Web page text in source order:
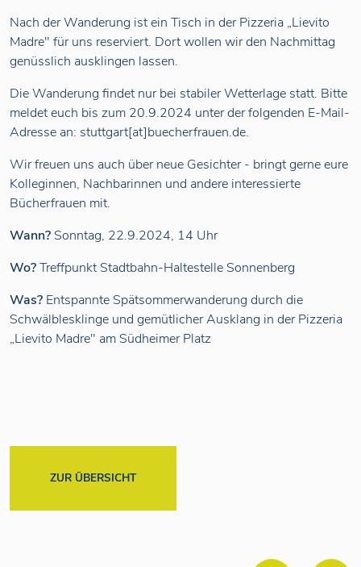
Nach der Wanderung ist ein Tisch in der Pizzeria „Lievito
Madre" für uns reserviert. Dort wollen wir den Nachmittag
genüsslich ausklingen lassen.
Die Wanderung findet nur bei stabiler Wetterlage statt. Bitte
meldet euch bis zum 20.9.2024 unter der folgenden E-Mail-
Adresse an: stuttgart[at]buecherfrauen.de.
Wir freuen uns auch über neue Gesichter - bringt gerne eure
Kolleginnen, Nachbarinnen und andere interessierte
Bücherfrauen mit.
Wann? Sonntag, 22.9.2024, 14 Uhr
Wo?Treffpunkt Stadtbahn-Haltestelle Sonnenberg
Was? Entspannte Spätsommerwanderung durch die
Schwälblesklinge und gemütlicher Ausklang in der Pizzeria
„Lievito Madre" am Südheimer Platz
ZUR ÜBERSICHT